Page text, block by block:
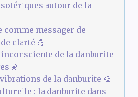
autour de la
comme messager de
clarté 💪
de la danburite
🌠
de la danburite 🎨
: la danburite dans